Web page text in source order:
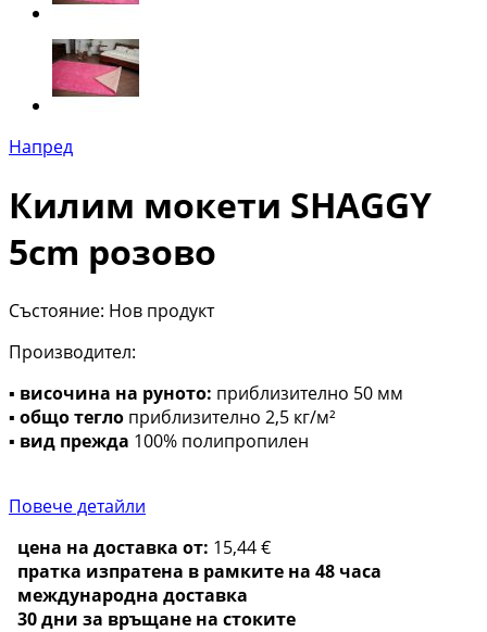
Напред
Килим мокети SHAGGY
5cm розово
Състояние: Нов продукт
Производител:
▪ височина на руното: приблизително 50 мм
▪ общо тегло приблизително 2,5 кг/м²
▪ вид прежда 100% полипропилен
Повече детайли
цена на доставка от: 15,44 €
пратка изпратена в рамките на 48 часа
международна доставка
30 дни за връщане на стоките